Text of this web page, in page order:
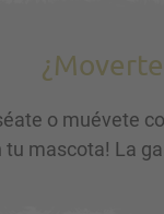
o muévete
tu mascota! La